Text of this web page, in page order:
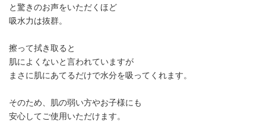
と驚きのお声をいただくほど
吸水力は抜群。
擦って拭き取ると
肌によくないと言われていますが
まさに肌にあてるだけで水分を吸ってくれます。
そのため、肌の弱い方やお子様にも
安心してご使用いただけます。